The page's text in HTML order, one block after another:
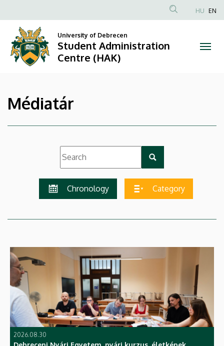
Student
Administration
Centre
(HAK)
to
content
Anonim
fiók
HU EN
University of Debrecen
Student Administration
Centre (HAK)
Médiatár
Chronology Category
2026.08.30